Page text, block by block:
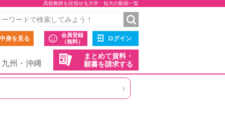
高校教師を目指せる大学・短大の動画一覧
身を見る
会員登録
（無料）
ログイン
まとめて資料・
願書を請求する
九州・沖縄
›